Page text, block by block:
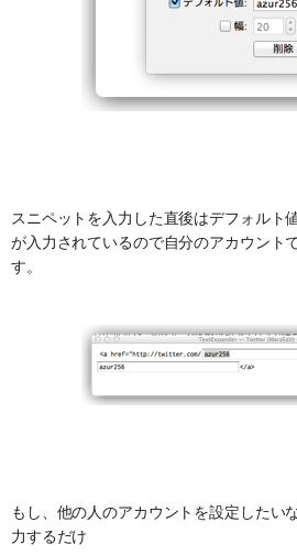
スニペットを入力した直後はデフォルト
が入力されているので自分のアカウント
す。
もし、他の人のアカウントを設定したい
力するだけ